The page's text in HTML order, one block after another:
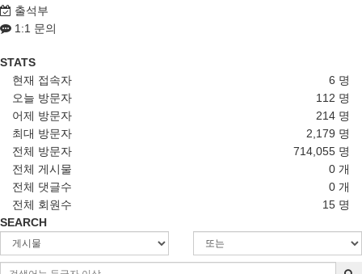
출석부
1:1 문의
STATS
6 명
현재 접속자
112 명
오늘 방문자
214 명
어제 방문자
2,179 명
최대 방문자
714,055 명
전체 방문자
0 개
전체 게시물
0 개
전체 댓글수
15 명
전체 회원수
SEARCH